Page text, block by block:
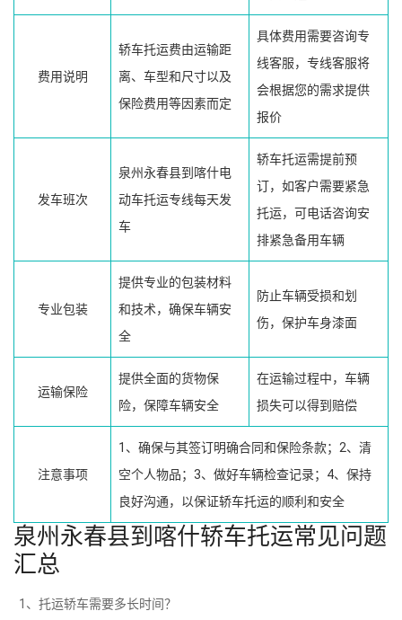
费用说明
轿车托运费由运输距
离、车型和尺寸以及
保险费用等因素而定
具体费用需要咨询专
线客服，专线客服将
会根据您的需求提供
报价
发车班次
泉州永春县到喀什电
动车托运专线每天发
车
轿车托运需提前预
订，如客户需要紧急
托运，可电话咨询安
排紧急备用车辆
专业包装
提供专业的包装材料
和技术，确保车辆安
全
防止车辆受损和划
伤，保护车身漆面
运输保险
提供全面的货物保
险，保障车辆安全
在运输过程中，车辆
损失可以得到赔偿
注意事项
1、确保与其签订明确合同和保险条款；2、清
空个人物品；3、做好车辆检查记录；4、保持
良好沟通，以保证轿车托运的顺利和安全
泉州永春县到喀什轿车托运常见问题
汇总
1、托运轿车需要多长时间？